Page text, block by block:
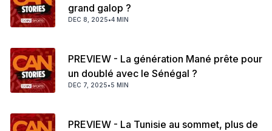
grand galop ?
DEC 8, 2025•4 MIN
PREVIEW - La génération Mané prête pour
un doublé avec le Sénégal ?
DEC 7, 2025•5 MIN
PREVIEW - La Tunisie au sommet, plus de